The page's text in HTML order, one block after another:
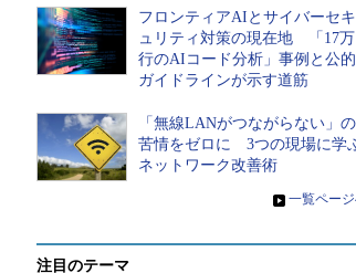
フロンティアAIとサイバーセキ
ュリティ対策の現在地 「17万
行のAIコード分析」事例と公的
ガイドラインが示す道筋
「無線LANがつながらない」の
苦情をゼロに 3つの現場に学
ネットワーク改善術
» 一覧ペー
注目のテーマ